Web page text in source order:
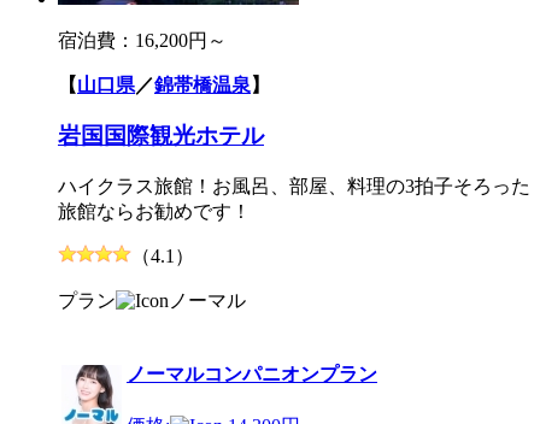
宿泊費： 16,200円～
【山口県／錦帯橋温泉 】
岩国国際観光ホテル
ハイクラス旅館！お風呂、部屋、料理の3拍子そろった
旅館ならお勧めです！
（4.1）
プラン ノーマル
ノーマルコンパニオンプラン